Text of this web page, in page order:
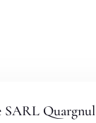
SARL Quargnul